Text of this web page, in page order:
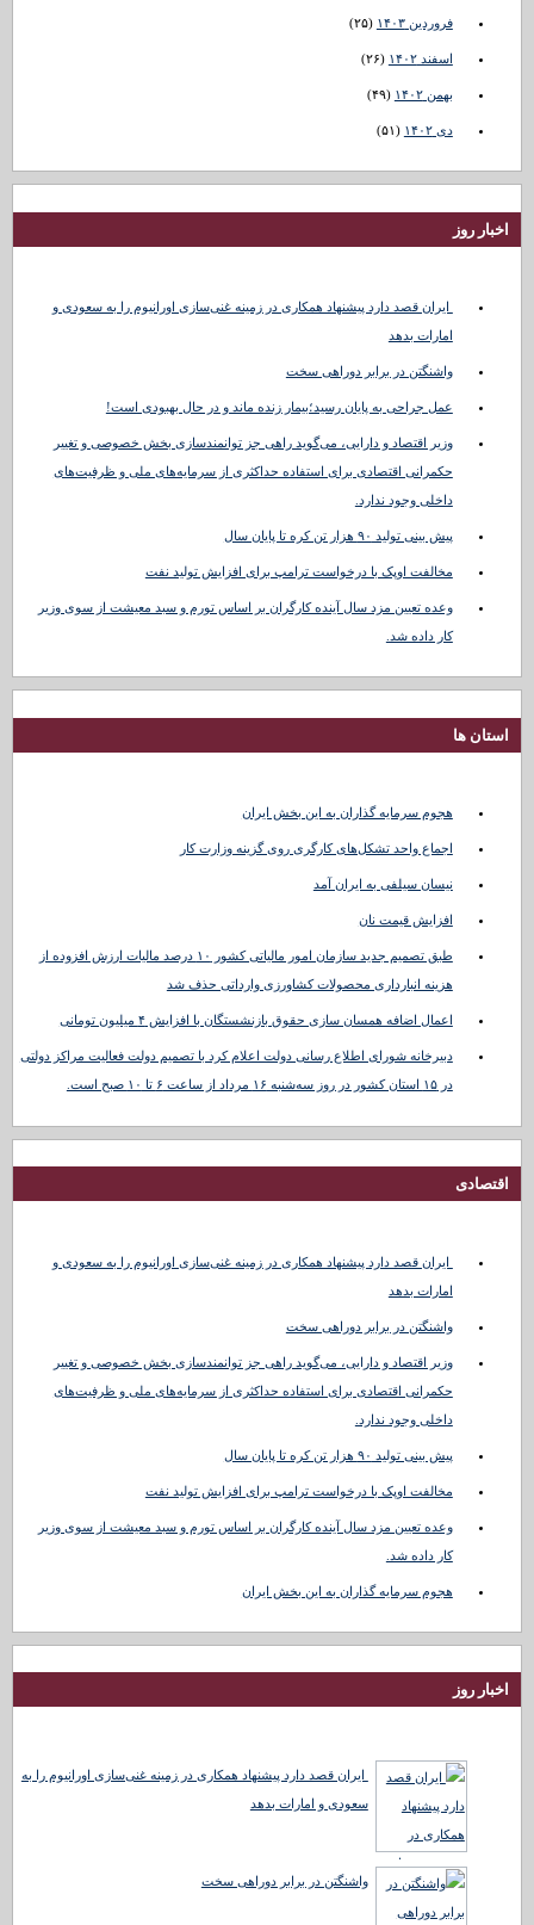
فروردین ۱۴۰۳ (۲۵)
اسفند ۱۴۰۲ (۲۶)
بهمن ۱۴۰۲ (۴۹)
دی ۱۴۰۲ (۵۱)
اخبار روز
ایران قصد دارد پیشنهاد همکاری در زمینه غنی‌سازی اورانیوم را به سعودی و
امارات بدهد
واشنگتن در برابر دوراهی سخت
عمل جراحی به پایان رسید؛بیمار زنده ماند و در حال بهبودی است!
وزیر اقتصاد و دارایی، می‌گوید راهی جز توانمندسازی بخش خصوصی و تغییر
حکمرانی اقتصادی برای استفاده حداکثری از سرمایه‌های ملی و ظرفیت‌های
داخلی وجود ندارد.
پیش بینی تولید ۹۰ هزار تن کره تا پایان سال
مخالفت اوپک با درخواست ترامپ برای افزایش تولید نفت
وعده تعیین مزد سال آینده کارگران بر اساس تورم و سبد معیشت از سوی وزیر
کار داده شد.
استان ها
هجوم سرمایه گذاران به این بخش ایران
اجماع واحد تشکل‌های کارگری روی گزینه وزارت کار
نیسان سیلفی به ایران آمد
افزایش قیمت نان
طبق تصمیم جدید سازمان امور مالیاتی کشور ۱۰ درصد مالیات ارزش افزوده از
هزینه انبارداری محصولات کشاورزی وارداتی حذف شد
اعمال اضافه همسان سازی حقوق بازنشستگان با افزایش ۴ میلیون تومانی
دبیرخانه شورای اطلاع رسانی دولت اعلام کرد با تصمیم دولت فعالیت مراکز دولتی
در ۱۵ استان کشور در روز سه‌شنبه ۱۶ مرداد از ساعت ۶ تا ۱۰ صبح است.
اقتصادی
ایران قصد دارد پیشنهاد همکاری در زمینه غنی‌سازی اورانیوم را به سعودی و
امارات بدهد
واشنگتن در برابر دوراهی سخت
وزیر اقتصاد و دارایی، می‌گوید راهی جز توانمندسازی بخش خصوصی و تغییر
حکمرانی اقتصادی برای استفاده حداکثری از سرمایه‌های ملی و ظرفیت‌های
داخلی وجود ندارد.
پیش بینی تولید ۹۰ هزار تن کره تا پایان سال
مخالفت اوپک با درخواست ترامپ برای افزایش تولید نفت
وعده تعیین مزد سال آینده کارگران بر اساس تورم و سبد معیشت از سوی وزیر
کار داده شد.
هجوم سرمایه گذاران به این بخش ایران
اخبار روز
ایران قصد دارد پیشنهاد همکاری در زمینه غنی‌سازی اورانیوم را به
سعودی و امارات بدهد
واشنگتن در برابر دوراهی سخت